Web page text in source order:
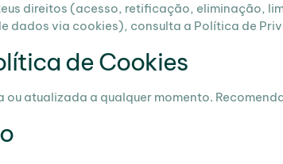
direitos (acesso, retificação, eliminação,
dados via cookies), consulta a Política de
de Cookies
atualizada a qualquer momento.